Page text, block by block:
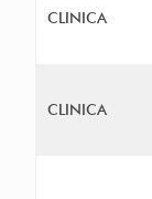
CLINICA
CLINICA